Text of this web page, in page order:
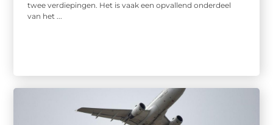
twee verdiepingen. Het is vaak een opvallend onderdeel
van het ...